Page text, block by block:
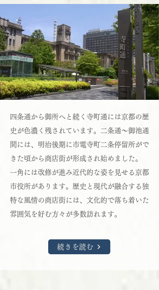
四条通から御所へと続く寺町通には京都の歴
史が色濃く残されています。二条通〜御池通
間には、明治後期に市電寺町二条停留所がで
きた頃から商店街が形成され始めました。
一角には改修が進み近代的な姿を見せる京都
市役所があります。歴史と現代が融合する独
特な風情の商店街には、文化的で落ち着いた
雰囲気を好む方々が多数訪れます。
続きを読む